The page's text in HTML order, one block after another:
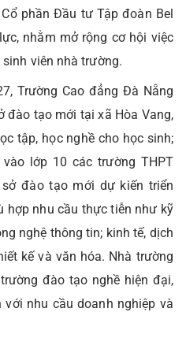
phần Đầu tư Tập đoàn Bel
nhằm mở rộng cơ hội việc
sinh viên nhà trường.
Trường Cao đẳng Đà Nẵng
đào tạo mới tại xã Hòa Vang,
tập, học nghề cho học sinh;
lớp 10 các trường THPT
đào tạo mới dự kiến triển
hợp nhu cầu thực tiễn như kỹ
nghệ thông tin; kinh tế, dịch
kế và văn hóa. Nhà trường
đào tạo nghề hiện đại,
nhu cầu doanh nghiệp và